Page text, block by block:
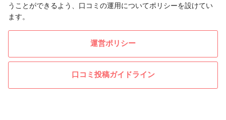
うことができるよう、口コミの運用についてポリシーを設けてい
ます。
運営ポリシー
口コミ投稿ガイドライン